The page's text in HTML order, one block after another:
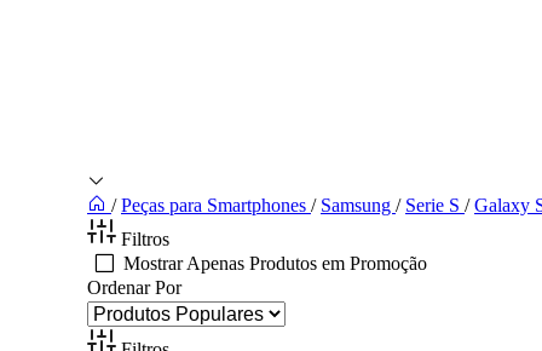
/ Peças para Smartphones / Samsung / Serie S / Galaxy
Filtros
Mostrar Apenas Produtos em Promoção
Ordenar Por